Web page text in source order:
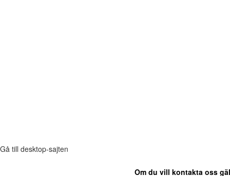
Gå till desktop-sajten
Om du vill kontakta oss